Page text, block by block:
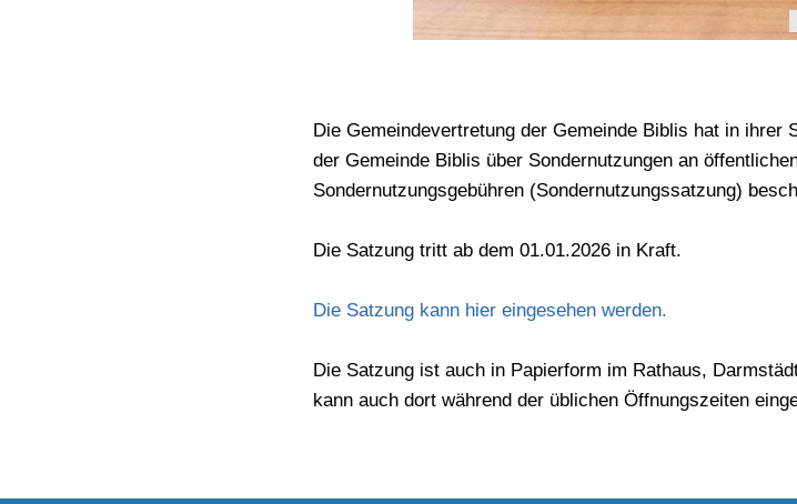
Die Gemeindevertretung der Gemeinde Biblis hat in ihrer
der Gemeinde Biblis über Sondernutzungen an
Sondernutzungsgebühren (Sondernutzungssatzung)
Die Satzung tritt ab dem 01.01.2026 in Kraft.
Die Satzung kann hier eingesehen werden.
Die Satzung ist auch in Papierform im Rathaus,
kann auch dort während der üblichen Öffnungszeiten